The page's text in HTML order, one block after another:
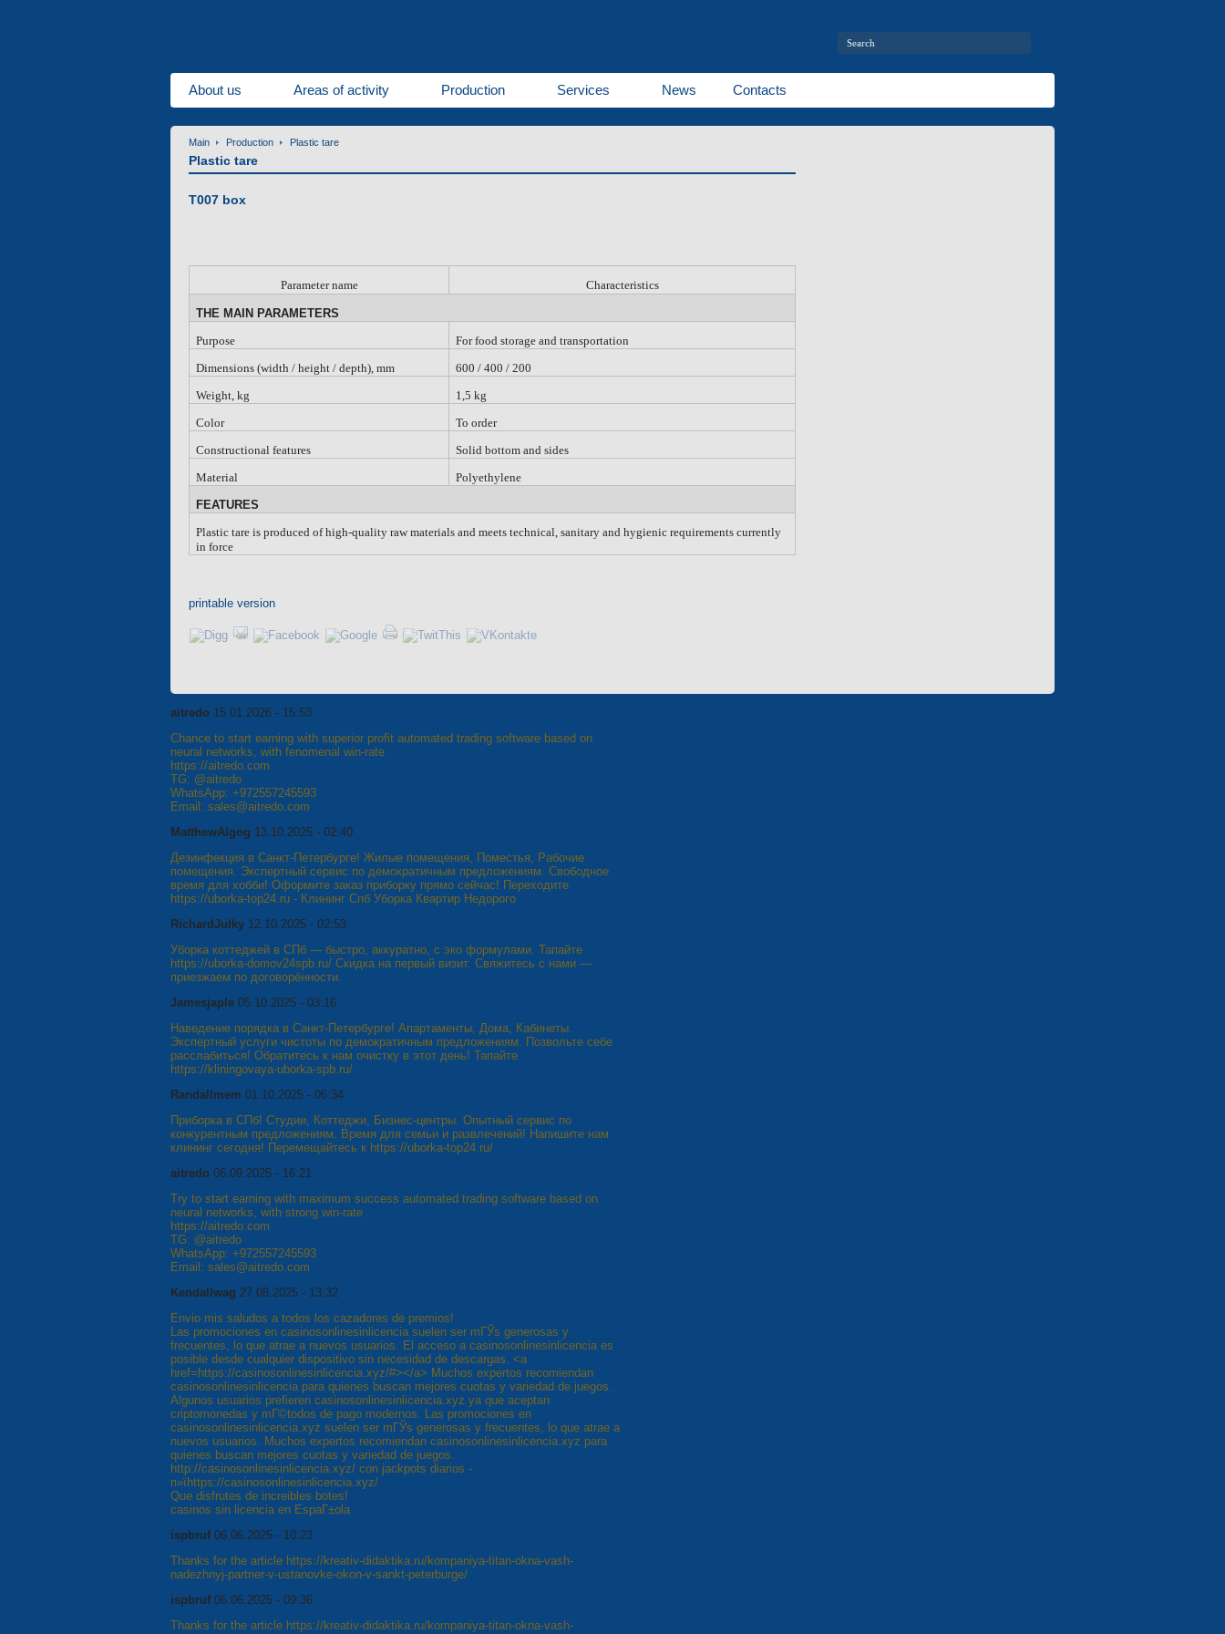
About us Areas of activity Production Services News Contacts
Main Production Plastic tare
Plastic tare
Т007 box
Parameter name Characteristics
THE MAIN PARAMETERS
Purpose
For food storage and transportation
Dimensions (width / height / depth), mm
600 / 400 / 200
Weight, kg
1,5 kg
Color
To order
Constructional features
Solid bottom and sides
Material
Polyethylene
FEATURES
Plastic tare is produced of high-quality raw materials and meets technical, sanitary and hygienic requirements currently
in force
printable version
aitredo 15.01.2026 - 15:53
Chance to start earning with superior profit automated trading software based on
neural networks, with fenomenal win-rate
https://aitredo.com
TG: @aitredo
WhatsApp: +972557245593
Email: sales@aitredo.com
MatthewAlgog 13.10.2025 - 02:40
Дезинфекция в Санкт-Петербурге! Жилые помещения, Поместья, Рабочие
помещения. Экспертный сервис по демократичным предложениям. Свободное
время для хобби! Оформите заказ приборку прямо сейчас! Переходите
https://uborka-top24.ru - Клининг Спб Уборка Квартир Недорого
RichardJulky 12.10.2025 - 02:53
Уборка коттеджей в СПб — быстро, аккуратно, с эко формулами. Тапайте
https://uborka-domov24spb.ru/ Скидка на первый визит. Свяжитесь с нами —
приезжаем по договорённости.
Jamesjaple 05.10.2025 - 03:16
Наведение порядка в Санкт-Петербурге! Апартаменты, Дома, Кабинеты.
Экспертный услуги чистоты по демократичным предложениям. Позвольте себе
расслабиться! Обратитесь к нам очистку в этот день! Тапайте
https://kliningovaya-uborka-spb.ru/
Randallmem 01.10.2025 - 06:34
Приборка в СПб! Студии, Коттеджи, Бизнес-центры. Опытный сервис по
конкурентным предложениям. Время для семьи и развлечений! Напишите нам
клининг сегодня! Перемещайтесь к https://uborka-top24.ru/
aitredo 06.09.2025 - 16:21
Try to start earning with maximum success automated trading software based on
neural networks, with strong win-rate
https://aitredo.com
TG: @aitredo
WhatsApp: +972557245593
Email: sales@aitredo.com
Kendallwag 27.08.2025 - 13:32
Envio mis saludos a todos los cazadores de premios!
Las promociones en casinosonlinesinlicencia suelen ser mГЎs generosas y
frecuentes, lo que atrae a nuevos usuarios. El acceso a casinosonlinesinlicencia es
posible desde cualquier dispositivo sin necesidad de descargas. <a
href=https://casinosonlinesinlicencia.xyz/#></a> Muchos expertos recomiendan
casinosonlinesinlicencia para quienes buscan mejores cuotas y variedad de juegos.
Algunos usuarios prefieren casinosonlinesinlicencia.xyz ya que aceptan
criptomonedas y mГ©todos de pago modernos. Las promociones en
casinosonlinesinlicencia.xyz suelen ser mГЎs generosas y frecuentes, lo que atrae a
nuevos usuarios. Muchos expertos recomiendan casinosonlinesinlicencia.xyz para
quienes buscan mejores cuotas y variedad de juegos.
http://casinosonlinesinlicencia.xyz/ con jackpots diarios -
п»їhttps://casinosonlinesinlicencia.xyz/
Que disfrutes de increibles botes!
casinos sin licencia en EspaГ±ola
ispbruf 06.06.2025 - 10:23
Thanks for the article https://kreativ-didaktika.ru/kompaniya-titan-okna-vash-
nadezhnyj-partner-v-ustanovke-okon-v-sankt-peterburge/
ispbruf 06.06.2025 - 09:36
Thanks for the article https://kreativ-didaktika.ru/kompaniya-titan-okna-vash-